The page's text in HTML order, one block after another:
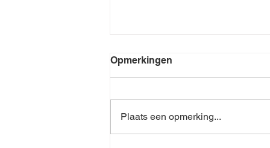
Opmerkingen
Plaats een opmerking...